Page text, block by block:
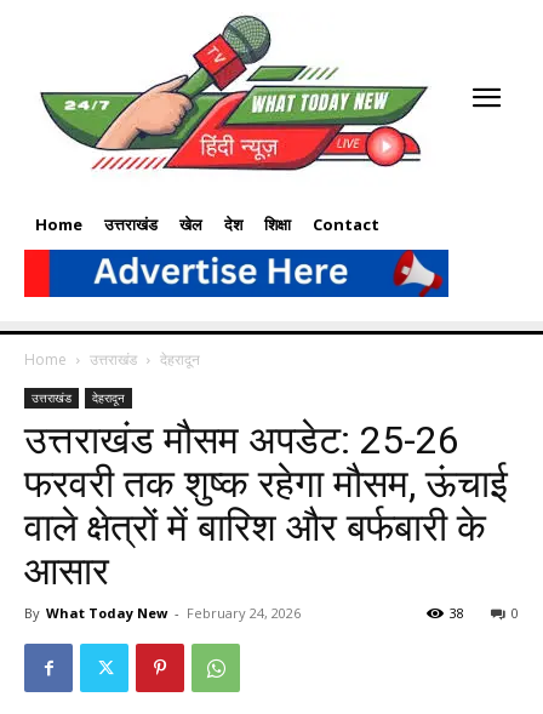
Home उत्तराखंड खेल देश शिक्षा Contact
Home उत्तराखंड देहरादून
उत्तराखंड देहरादून
उत्तराखंड मौसम अपडेट: 25-26
फरवरी तक शुष्क रहेगा मौसम, ऊंचाई
वाले क्षेत्रों में बारिश और बर्फबारी के
आसार
By What Today New - February 24, 2026 0
38